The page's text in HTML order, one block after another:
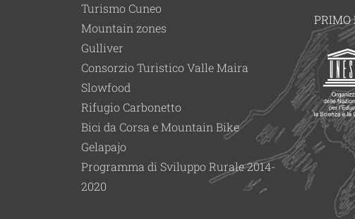
Turismo Cuneo
Mountain zones
Gulliver
Consorzio Turistico Valle Maira
Slowfood
Rifugio Carbonetto
Bici da Corsa e Mountain Bike
Gelapajo
Programma di Sviluppo Rurale 2014-
2020
PRIMO